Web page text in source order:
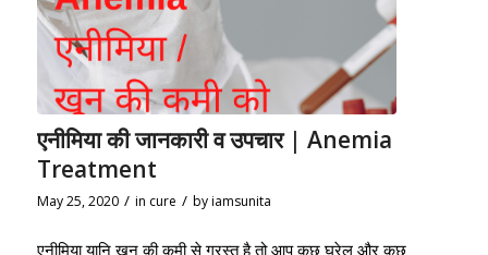
एनीमिया की जानकारी व उपचार | Anemia
Treatment
May 25, 2020 / in cure / byiamsunita
एनीमिया यानि खून की कमी से ग्रस्त है तो आप कुछ घरेलु और कुछ